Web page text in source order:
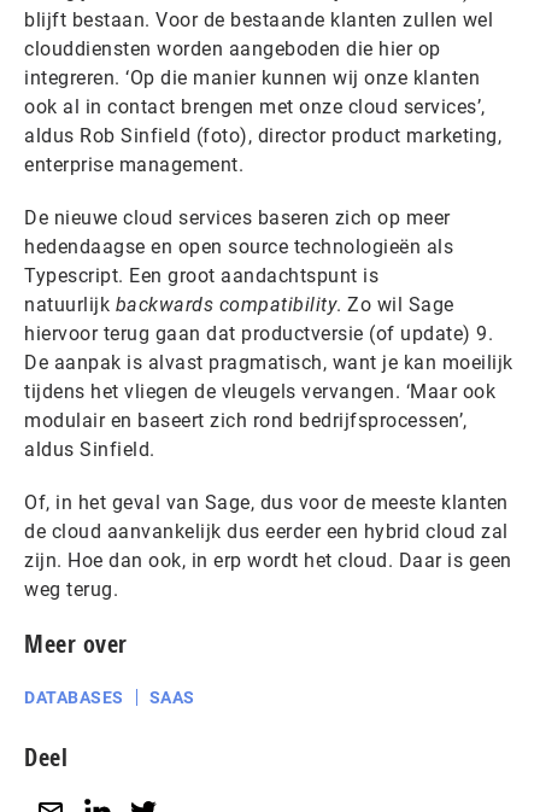
blijft bestaan. Voor de bestaande klanten zullen wel
clouddiensten worden aangeboden die hier op
integreren. ‘Op die manier kunnen wij onze klanten
ook al in contact brengen met onze cloud services’,
aldus Rob Sinfield (foto), director product marketing,
enterprise management.
De nieuwe cloud services baseren zich op meer
hedendaagse en open source technologieën als
Typescript. Een groot aandachtspunt is
natuurlijk backwards compatibility. Zo wil Sage
hiervoor terug gaan dat productversie (of update) 9.
De aanpak is alvast pragmatisch, want je kan moeilijk
tijdens het vliegen de vleugels vervangen. ‘Maar ook
modulair en baseert zich rond bedrijfsprocessen’,
aldus Sinfield.
Of, in het geval van Sage, dus voor de meeste klanten
de cloud aanvankelijk dus eerder een hybrid cloud zal
zijn. Hoe dan ook, in erp wordt het cloud. Daar is geen
weg terug.
Meer over
DATABASES SAAS
Deel